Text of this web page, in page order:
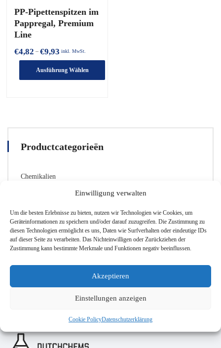
Einwilligung verwalten
Um die besten Erlebnisse zu bieten, nutzen wir Technologien wie Cookies, um
Geräteinformationen zu speichern und/oder darauf zuzugreifen. Die Zustimmung zu
diesen Technologien ermöglicht es uns, Daten wie Surfverhalten oder eindeutige IDs
auf dieser Seite zu verarbeiten. Das Nichteinwilligen oder Zurückziehen der
Zustimmung kann bestimmte Merkmale und Funktionen negativ beeinflussen.
Akzeptieren
Einstellungen anzeigen
Cookie PolicyDatenschutzerklärung
Productcategorieën
Chemikalien
Sicherheitsausrüstung
PP-Pipettenspitzen im
Pappregal, Premium
Line
€4,82 – €9,93 Preisspanne:
€4,82
bis
€9,93
inkl. MwSt.
Ausführung Wählen
Varianten.
Optionen
der